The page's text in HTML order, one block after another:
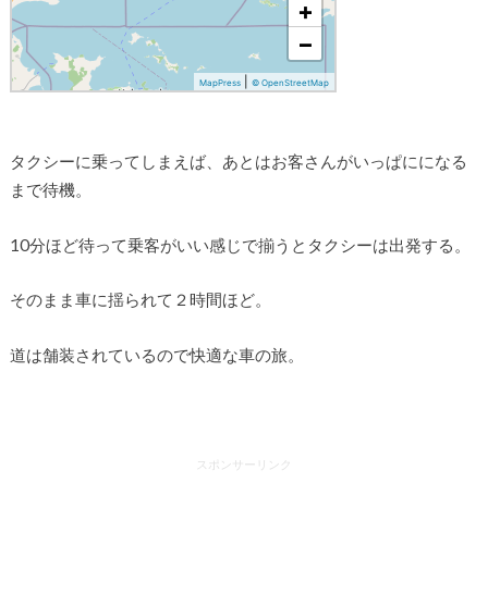
タクシーに乗ってしまえば、あとはお客さんがいっぱにになる
まで待機。
10分ほど待って乗客がいい感じで揃うとタクシーは出発する。
そのまま車に揺られて２時間ほど。
道は舗装されているので快適な車の旅。
スポンサーリンク